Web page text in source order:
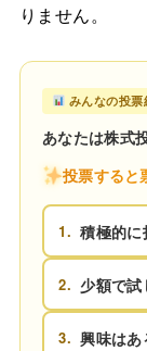
りません。
みんなの投票
あなたは株式
投票すると
1. 積極的に
2. 少額で試
3. 興味はあ